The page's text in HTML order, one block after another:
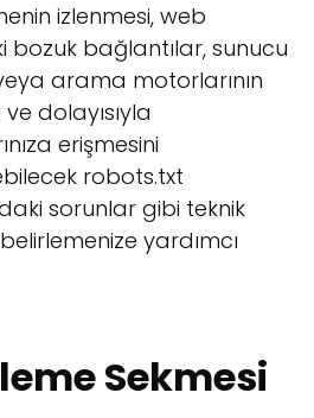
izlenmesi, web
bozuk bağlantılar, sunucu
arama motorlarının
dolayısıyla
erişmesini
robots.txt
sorunlar gibi teknik
yardımcı
Sekmesi